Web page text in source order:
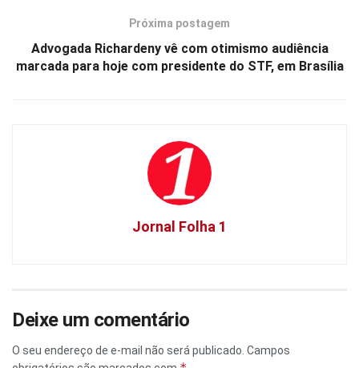
Próxima postagem
Advogada Richardeny vê com otimismo audiência
marcada para hoje com presidente do STF, em Brasília
Jornal Folha 1
Deixe um comentário
O seu endereço de e-mail não será publicado. Campos